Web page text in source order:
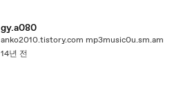
gy.a080
anko2010.tistory.com mp3music0u.sm.am
14년 전